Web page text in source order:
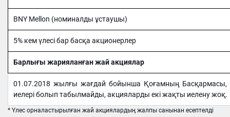
BNY Mellon (номиналды ұстаушы)
5% кем үлесі бар басқа акционерлер
Барлығы жарияланған жай акциялар
01.07.2018 жылғы жағдай бойынша Қоғамның Басқармасы,
иелері болып табылмайды, акцияларды екі жақты иелену жоқ.
* Үлес орналастырылған жай акциялардың жалпы санынан есептелді